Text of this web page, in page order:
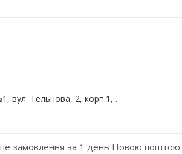
вул. Тельнова, 2, корп.1, .
замовлення за 1 день Новою поштою.